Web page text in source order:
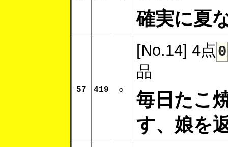
確実に夏
57 419 ○
[No.14] 4点 0
品
毎日たこ
す、娘を